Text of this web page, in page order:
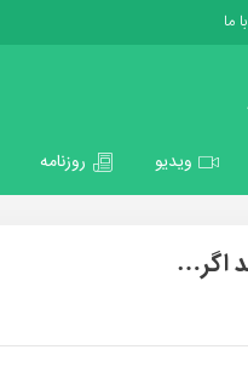
ما
ویدیو روزنامه
اگر…